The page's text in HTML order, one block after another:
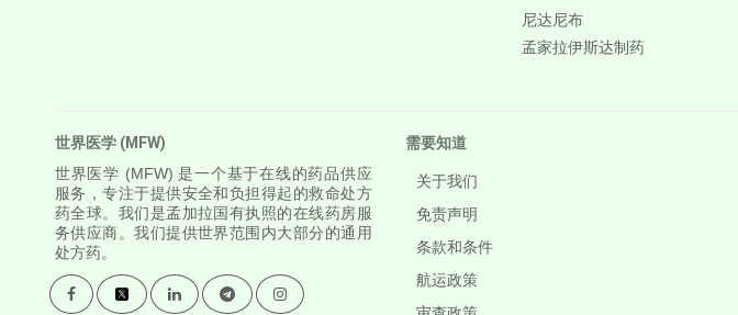
Atazanavir + Ritonavir
阿特珠单抗
Atomoxetine Hydrochloride
Atorvastatin Calcium
尼达尼布
孟家拉伊斯达制药
世界医学 (MFW)
世界医学 (MFW) 是一个基于在线的药品供应
服务，专注于提供安全和负担得起的救命处方
药全球。我们是孟加拉国有执照的在线药房服
务供应商。我们提供世界范围内大部分的通用
处方药。
需要知道
关于我们
免责声明
条款和条件
航运政策